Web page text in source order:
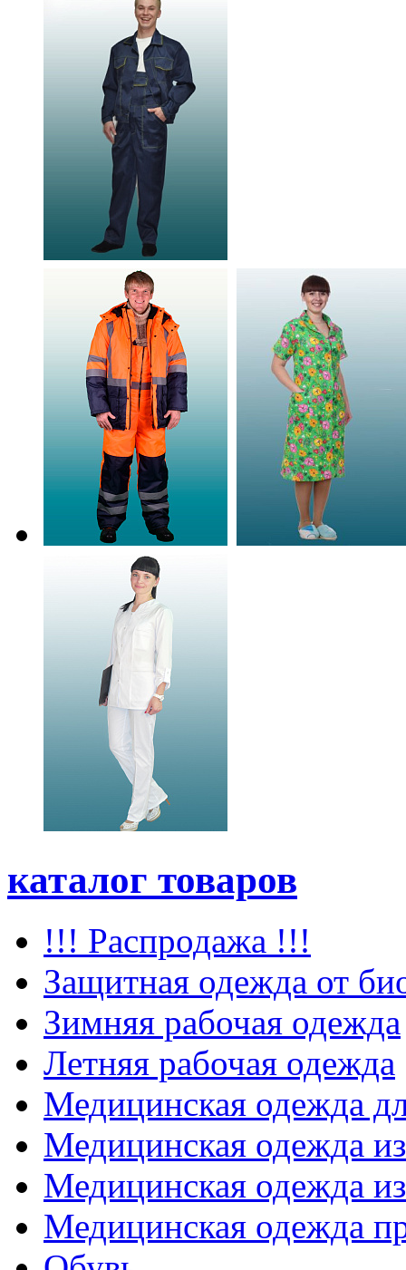
каталог товаров
!!! Распродажа !!!
Защитная одежда от
Зимняя рабочая одежда
Летняя рабочая одежда
Медицинская одежда
Медицинская одежда
Медицинская одежда
Медицинская одежда